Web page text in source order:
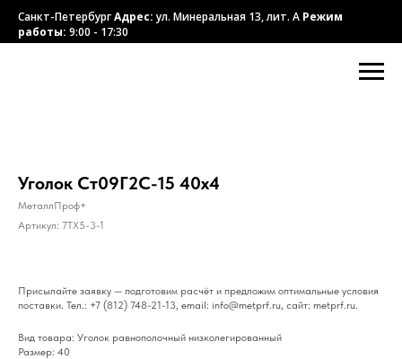
Санкт-ПетербургАдрес:ул. Минеральная 13, лит. А Режим
работы: 9:00 - 17:30
Уголок Ст09Г2С-15 40х4
МеталлПроф+
Артикул: 7TX5-3-1
Присылайте заявку — подготовим расчёт и предложим оптимальные условия
поставки. Тел.: +7 (812) 748-21-13, email: info@metprf.ru, сайт: metprf.ru.
Вид товара: Уголок равнополочный низколегированный
Размер: 40